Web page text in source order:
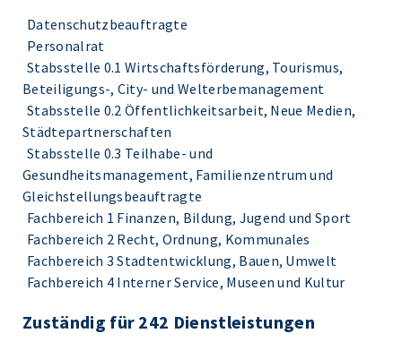
Datenschutzbeauftragte
Personalrat
Stabsstelle 0.1 Wirtschaftsförderung, Tourismus,
Beteiligungs-, City- und Welterbemanagement
Stabsstelle 0.2 Öffentlichkeitsarbeit, Neue Medien,
Städtepartnerschaften
Stabsstelle 0.3 Teilhabe- und
Gesundheitsmanagement, Familienzentrum und
Gleichstellungsbeauftragte
Fachbereich 1 Finanzen, Bildung, Jugend und Sport
Fachbereich 2 Recht, Ordnung, Kommunales
Fachbereich 3 Stadtentwicklung, Bauen, Umwelt
Fachbereich 4 Interner Service, Museen und Kultur
Zuständig für 242 Dienstleistungen